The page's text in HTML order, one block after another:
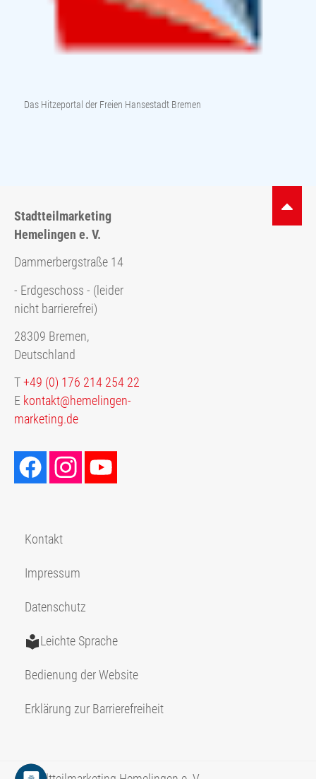
Das Hitzeportal der Freien Hansestadt Bremen
Stadtteilmarketing
Hemelingen e. V.
Dammerbergstraße 14
- Erdgeschoss - (leider
nicht barrierefrei)
28309 Bremen,
Deutschland
T +49 (0) 176 214 254 22
E kontakt@hemelingen-
marketing.de
Kontakt
Impressum
Datenschutz
Leichte Sprache
Bedienung der Website
Erklärung zur Barrierefreiheit